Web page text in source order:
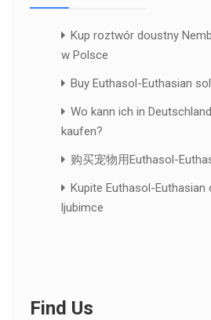
Kup roztwór doustny
w Polsce
Buy Euthasol-Euthasian
Wo kann ich in
kaufen?
购买宠物用Euthasol-
Kupite Euthasol-Euthasian
ljubimce
Find Us